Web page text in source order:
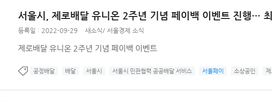
서울시, 제로배달 유니온 2주년 기념 페이백 이벤트 진행…
등록일 : 2022-09-29 새소식/ 서울경제 소식
제로배달 유니온 2주년 기념 페이백 이벤트
공정배달 배달 서울시 서울시 민관협력 공공배달 서비스 서울페이 소상공인